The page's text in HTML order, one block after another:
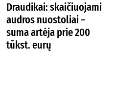
Draudikai: skaičiuojami
audros nuostoliai −
suma artėja prie 200
tūkst. eurų